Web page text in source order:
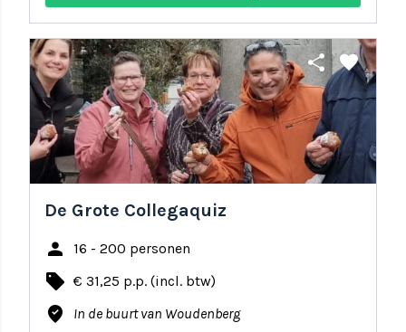
share favorite
De Grote Collegaquiz
person 16 - 200 personen
local_offer € 31,25 p.p. (incl. btw)
where_to_vote In de buurt van Woudenberg